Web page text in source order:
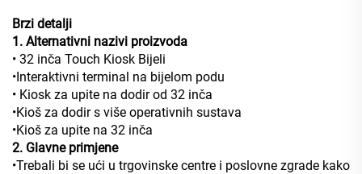
Brzi detalji
1. Alternativni nazivi proizvoda
• 32 inča Touch Kiosk Bijeli
•Interaktivni terminal na bijelom podu
• Kiosk za upite na dodir od 32 inča
•Kioš za dodir s više operativnih sustava
•Kioš za upite na 32 inča
2. Glavne primjene
•Trebali bi se ući u trgovinske centre i poslovne zgrade kako